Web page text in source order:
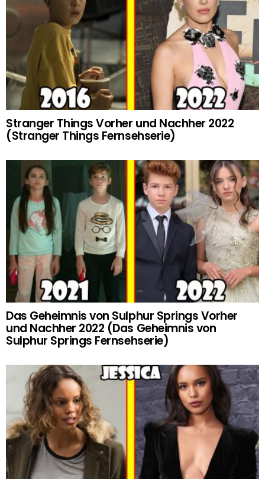
Stranger Things Vorher und Nachher 2022
(Stranger Things Fernsehserie)
Das Geheimnis von Sulphur Springs Vorher
und Nachher 2022 (Das Geheimnis von
Sulphur Springs Fernsehserie)